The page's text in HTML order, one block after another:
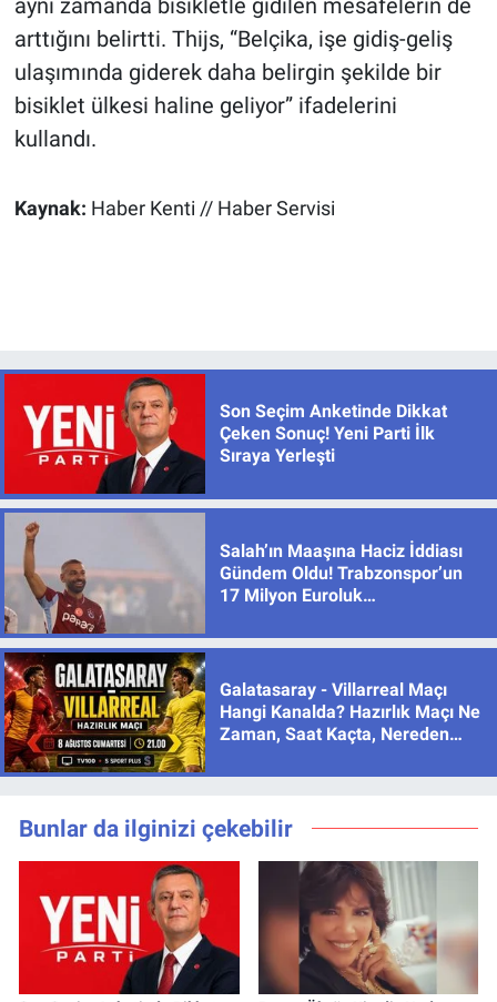
aynı zamanda bisikletle gidilen mesafelerin de
arttığını belirtti. Thijs, “Belçika, işe gidiş-geliş
ulaşımında giderek daha belirgin şekilde bir
bisiklet ülkesi haline geliyor” ifadelerini
kullandı.
Kaynak: Haber Kenti // Haber Servisi
Son Seçim Anketinde Dikkat
Çeken Sonuç! Yeni Parti İlk
Sıraya Yerleşti
Salah’ın Maaşına Haciz İddiası
Gündem Oldu! Trabzonspor’un
17 Milyon Euroluk
Galatasaray - Villarreal Maçı
Hangi Kanalda? Hazırlık Maçı Ne
Zaman, Saat Kaçta, Nereden
Bunlar da ilginizi çekebilir